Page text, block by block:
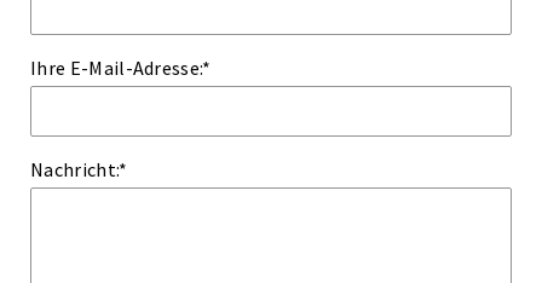
Ihre E-Mail-Adresse:*
Nachricht:*